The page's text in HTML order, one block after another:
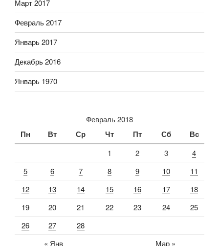
Март 2017
Февраль 2017
Январь 2017
Декабрь 2016
Январь 1970
Февраль 2018
Пн Вт Ср Чт Пт Сб Вс
« Янв Мар »
1 2 3
4
5
6 7 8 9 10
11
12
13 14 15 16 17
18
19
20 21 22 23 24
25
26
27 28